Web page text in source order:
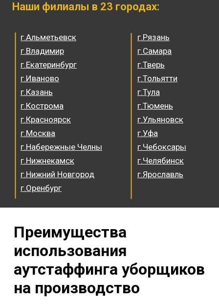
г.Рязань
г.Самара
г.Тверь
г.Тольятти
г.Тула
г.Тюмень
г.Ульяновск
г.Уфа
г.Чебоксары
г.Челябинск
г.Ярославль
г.Альметьевск
г.Владимир
г.Екатеринбург
г.Иваново
г.Казань
г.Кострома
г.Красноярск
г.Москва
г.Набережные Челны
г.Нижнекамск
г.Нижний Новгород
г.Оренбург
Наши филиалы в 23 городах:
Преимущества
использования
аутстаффинга уборщиков
на производство